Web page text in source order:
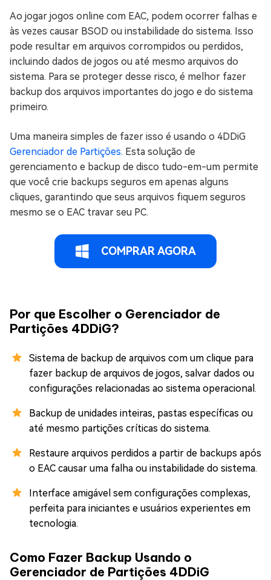
Ao jogar jogos online com EAC, podem ocorrer falhas e
às vezes causar BSOD ou instabilidade do sistema. Isso
pode resultar em arquivos corrompidos ou perdidos,
incluindo dados de jogos ou até mesmo arquivos do
sistema. Para se proteger desse risco, é melhor fazer
backup dos arquivos importantes do jogo e do sistema
primeiro.
Uma maneira simples de fazer isso é usando o 4DDiG
Gerenciador de Partições. Esta solução de
gerenciamento e backup de disco tudo-em-um permite
que você crie backups seguros em apenas alguns
cliques, garantindo que seus arquivos fiquem seguros
mesmo se o EAC travar seu PC.
COMPRAR AGORA
Por que Escolher o Gerenciador de
Partições 4DDiG?
Sistema de backup de arquivos com um clique para
fazer backup de arquivos de jogos, salvar dados ou
configurações relacionadas ao sistema operacional.
Backup de unidades inteiras, pastas específicas ou
até mesmo partições críticas do sistema.
Restaure arquivos perdidos a partir de backups após
o EAC causar uma falha ou instabilidade do sistema.
Interface amigável sem configurações complexas,
perfeita para iniciantes e usuários experientes em
tecnologia.
Como Fazer Backup Usando o
Gerenciador de Partições 4DDiG